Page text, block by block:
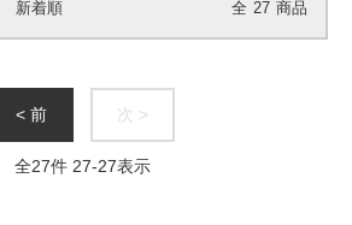
新着順 全 27 商品
< 前 次 >
全27件 27-27表示